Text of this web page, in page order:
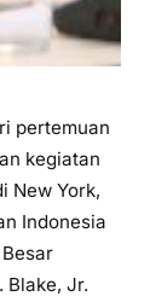
pertemuan
kegiatan
New York,
Indonesia
Blake, Jr.